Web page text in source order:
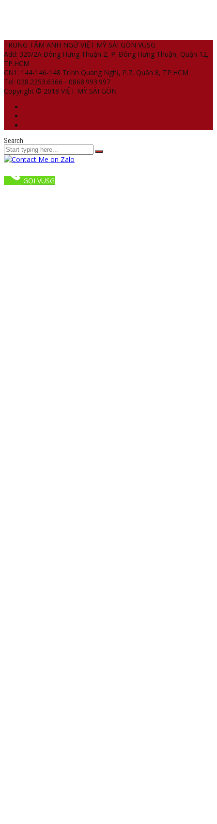
TRUNG TÂM ANH NGỮ VIỆT MỸ SÀI GÒN VUSG
Add: 320/2A Đông Hưng Thuận 2, P. Đông Hưng Thuận, Quận 12,
TP.HCM
CN1: 144-146-148 Trịnh Quang Nghị, P.7, Quận 8, TP.HCM
Tel: 028.2253.6366 - 0868.993.997
Copyright © 2018 VIỆT MỸ SÀI GÒN
Search
GỌI VUSG